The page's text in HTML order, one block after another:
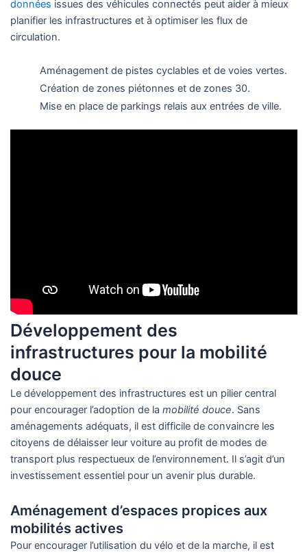
données issues des véhicules connectés peut aider à mieux
planifier les infrastructures et à optimiser les flux de
circulation.
Aménagement de pistes cyclables et de voies vertes.
Création de zones piétonnes et de zones 30.
Mise en place de parkings relais aux entrées de ville.
Développement des
infrastructures pour la mobilité
douce
Le développement des infrastructures est un pilier central
pour encourager l’adoption de la mobilité douce. Sans
aménagements adéquats, il est difficile de convaincre les
citoyens de délaisser leur voiture au profit de modes de
transport plus respectueux de l’environnement. Il s’agit d’un
investissement essentiel pour un avenir plus durable.
Aménagement d’espaces propices aux
mobilités actives
Pour encourager l’utilisation du vélo et de la marche, il est